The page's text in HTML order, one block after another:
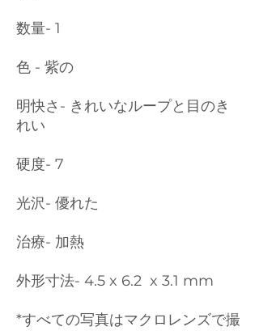
数量- 1
色 - 紫の
明快さ- きれいなループと目のき
れい
硬度- 7
光沢- 優れた
治療- 加熱
外形寸法- 4.5 x 6.2 x 3.1 mm
*すべての写真はマクロレンズで撮